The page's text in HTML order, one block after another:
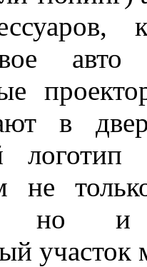
в
логотип
не
но и
участок